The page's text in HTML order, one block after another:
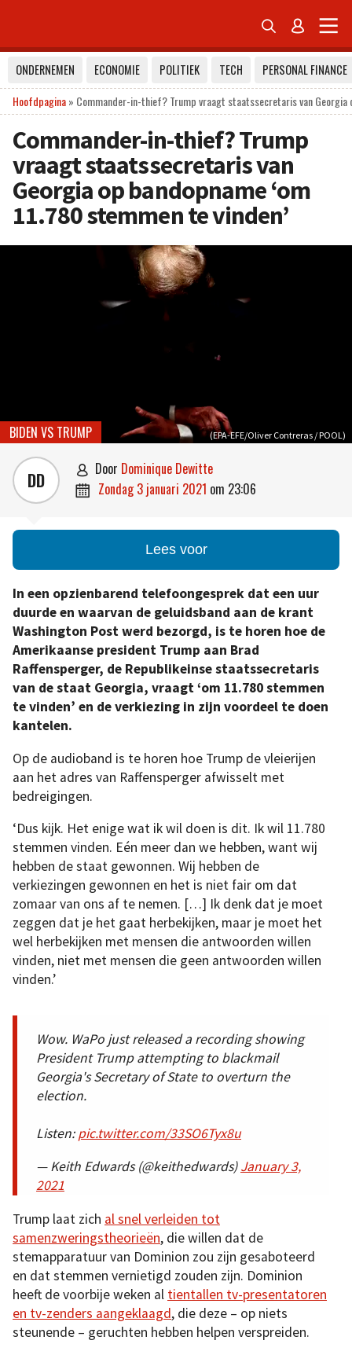
 
ONDERNEMEN ECONOMIE POLITIEK TECH
PERSONAL FINANCE
Hoofdpagina» Commander-in-thief? Trump vraagt staatssecretaris van Georgia
Commander-in-thief? Trump
vraagt staatssecretaris van
Georgia op bandopname ‘om
11.780 stemmen te vinden’
(EPA-EFE/Oliver Contreras / POOL)
BIDEN VS TRUMP
DD  door Dominique Dewitte
 zondag 3 januari 2021 om 23:06
Lees voor
In een opzienbarend telefoongesprek dat een uur
duurde en waarvan de geluidsband aan de krant
Washington Post werd bezorgd, is te horen hoe de
Amerikaanse president Trump aan Brad
Raffensperger, de Republikeinse staatssecretaris
van de staat Georgia, vraagt ‘om 11.780 stemmen
te vinden’ en de verkiezing in zijn voordeel te doen
kantelen.
Op de audioband is te horen hoe Trump de vleierijen
aan het adres van Raffensperger afwisselt met
bedreigingen.
‘Dus kijk. Het enige wat ik wil doen is dit. Ik wil 11.780
stemmen vinden. Eén meer dan we hebben, want wij
hebben de staat gewonnen. Wij hebben de
verkiezingen gewonnen en het is niet fair om dat
zomaar van ons af te nemen. […] Ik denk dat je moet
zeggen dat je het gaat herbekijken, maar je moet het
wel herbekijken met mensen die antwoorden willen
vinden, niet met mensen die geen antwoorden willen
vinden.’
Wow. WaPo just released a recording showing
President Trump attempting to blackmail
Georgia's Secretary of State to overturn the
election.
Listen:pic.twitter.com/33SO6Tyx8u
— Keith Edwards (@keithedwards)January 3,
2021
Trump laat zich al snel verleiden tot
samenzweringstheorieën, die willen dat de
stemapparatuur van Dominion zou zijn gesaboteerd
en dat stemmen vernietigd zouden zijn. Dominion
heeft de voorbije weken al tientallen tv-presentatoren
en tv-zenders aangeklaagd, die deze – op niets
steunende – geruchten hebben helpen verspreiden.